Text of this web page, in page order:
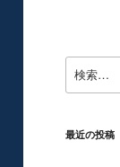
索:
最近の投稿